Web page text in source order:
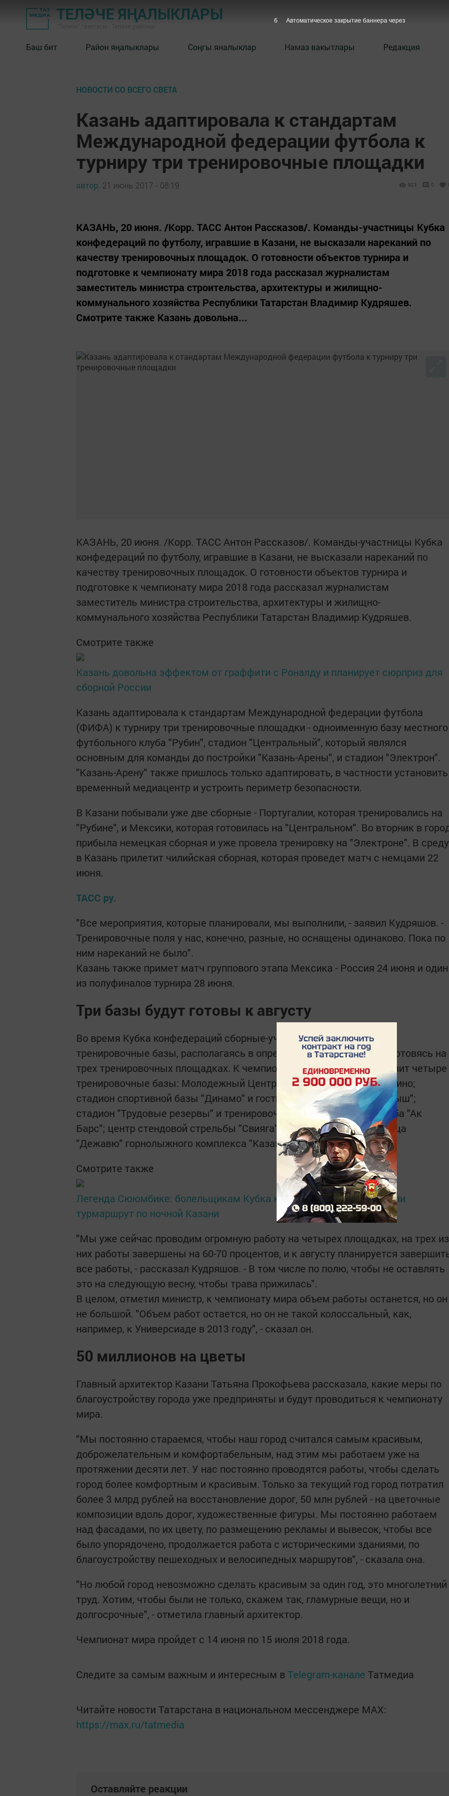
ТЕЛӘЧЕ ЯҢАЛЫКЛАРЫ
Баш бит Район яңалыклары Соңгы яналыклар Намаз вакытлары Редакция
НОВОСТИ СО ВСЕГО СВЕТА
Казань адаптировала к стандартам
Международной федерации футбола к
турниру три тренировочные площадки
автор, 21 июнь 2017 - 08:19 923 0
КАЗАНЬ, 20 июня. /Корр. ТАСС Антон Рассказов/. Команды-участницы Кубка
конфедераций по футболу, игравшие в Казани, не высказали нареканий по
качеству тренировочных площадок. О готовности объектов турнира и
подготовке к чемпионату мира 2018 года рассказал журналистам
заместитель министра строительства, архитектуры и жилищно-
коммунального хозяйства Республики Татарстан Владимир Кудряшев.
Смотрите также Казань довольна...
КАЗАНЬ, 20 июня. /Корр. ТАСС Антон Рассказов/. Команды-участницы Кубка
конфедераций по футболу, игравшие в Казани, не высказали нареканий по
качеству тренировочных площадок. О готовности объектов турнира и
подготовке к чемпионату мира 2018 года рассказал журналистам
заместитель министра строительства, архитектуры и жилищно-
коммунального хозяйства Республики Татарстан Владимир Кудряшев.
Смотрите также
Казань довольна эффектом от граффити с Роналду и планирует сюрприз для
сборной России
Казань адаптировала к стандартам Международной федерации футбола
(ФИФА) к турниру три тренировочные площадки - одноименную базу местного
футбольного клуба "Рубин", стадион "Центральный", который являлся
основным для команды до постройки "Казань-Арены", и стадион "Электрон".
"Казань-Арену" также пришлось только адаптировать, в частности установить
временный медиацентр и устроить периметр безопасности.
В Казани побывали уже две сборные - Португалии, которая тренировались на
"Рубине", и Мексики, которая готовилась на "Центральном". Во вторник в
прибыла немецкая сборная и уже провела тренировку на "Электроне". В среду
в Казань прилетит чилийская сборная, которая проведет матч с немцами 22
июня.
ТАСС ру.
"Все мероприятия, которые планировали, мы выполнили, - заявил Кудряшов. -
Тренировочные поля у нас, конечно, разные, но оснащены одинаково. Пока по
ним нареканий не было".
Казань также примет матч группового этапа Мексика - Россия 24 июня и один
из полуфиналов турнира 28 июня.
Три базы будут готовы к августу
Во время Кубка конфедераций сборные-участницы не используют
тренировочные базы, располагаясь в определенных гостиницах и готовясь на
трех тренировочных площадках. К чемпионату мира город подготовит четыре
тренировочные базы: Молодежный Центр Волга в Боровом Матюшино;
стадион спортивной базы "Динамо" и гостиничный комплекс "Балкыш";
стадион "Трудовые резервы" и тренировочная база хоккейного клуба "Ак
Барс"; центр стендовой стрельбы "Свияга" в Медведкове и гостиница
"Дежавю" горнолыжного комплекса "Казань" в Савине.
Смотрите также
Легенда Сююмбике: болельщикам Кубка конфедераций представили
турмаршрут по ночной Казани
"Мы уже сейчас проводим огромную работу на четырех площадках, на трех из
них работы завершены на 60-70 процентов, и к августу планируется
все работы, - рассказал Кудряшов. - В том числе по полю, чтобы не оставлять
это на следующую весну, чтобы трава прижилась".
В целом, отметил министр, к чемпионату мира объем работы останется, но он
не большой. "Объем работ остается, но он не такой колоссальный, как,
например, к Универсиаде в 2013 году", - сказал он.
50 миллионов на цветы
Главный архитектор Казани Татьяна Прокофьева рассказала, какие меры по
благоустройству города уже предприняты и будут проводиться к чемпионату
мира.
"Мы постоянно стараемся, чтобы наш город считался самым красивым,
доброжелательным и комфортабельным, над этим мы работаем уже на
протяжении десяти лет. У нас постоянно проводятся работы, чтобы сделать
город более комфортным и красивым. Только за текущий год город потратил
более 3 млрд рублей на восстановление дорог, 50 млн рублей - на цветочные
композиции вдоль дорог, художественные фигуры. Мы постоянно работаем
над фасадами, по их цвету, по размещению рекламы и вывесок, чтобы все
было упорядочено, продолжается работа с историческими зданиями, по
благоустройству пешеходных и велосипедных маршрутов", - сказала она.
"Но любой город невозможно сделать красивым за один год, это многолетний
труд. Хотим, чтобы были не только, скажем так, гламурные вещи, но и
долгосрочные", - отметила главный архитектор.
Чемпионат мира пройдет с 14 июня по 15 июля 2018 года.
Следите за самым важным и интересным в Telegram-канале Татмедиа
Читайте новости Татарстана в национальном мессенджере MАХ:
https://max.ru/tatmedia
Оставляйте реакции
5 Автоматическое закрытие баннера через